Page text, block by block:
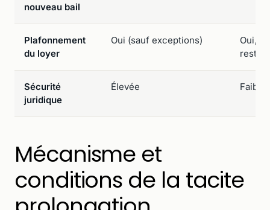
nouveau bail
Plafonnement
du loyer
Oui (sauf exceptions)
Oui,
reste
Sécurité
juridique
Élevée Faible
Mécanisme et
conditions de la tacite